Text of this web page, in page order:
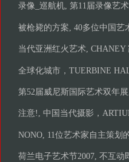
录像_巡航机, 第11届录像艺
被枪毙的方案, 40多位中国艺
当代亚洲红火艺术,
全球化城市，TUERBINE
第52届威尼斯国际艺术双年
注意!, 中国当代摄影，
NONO, 11位艺术家自主策划
荷兰电子艺术节2007, 不互